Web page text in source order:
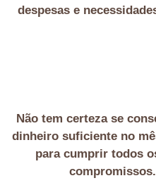
despesas e
Não tem certeza se
dinheiro suficiente no
para cumprir todos
compromissos.